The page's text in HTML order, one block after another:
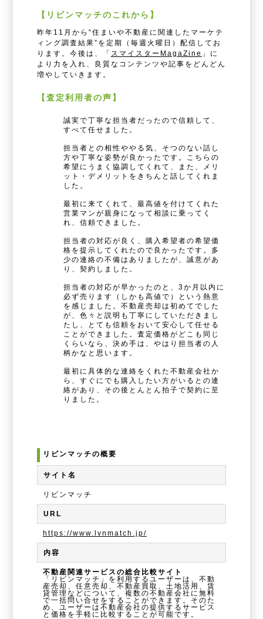
【リビンマッチのこれから】
昨年11月から“住まいや不動産に関連したマーケテ
ィング調査結果”を定期（毎週火曜日）配信してお
ります。今後は、「 スマイスターMagaZine 」に
より力を入れ、良質なコンテンツや記事をどんどん
増やしていきます。
【査定利用者の声】
誠実で丁寧な担当者だったので信頼して、
すべて任せました。
担当者との相性ややる気、そつのない話し
方や丁寧な姿勢が良かったです。こちらの
希望にうまく協調してくれて、また、メリ
ット・デメリットをきちんと話してくれま
した。
最初に来てくれて、最高値を付けてくれた
営業マンが親身になって相談に乗ってく
れ、信頼できました。
担当者の対応が良く、購入希望者の希望価
格を提示してくれたので良かったです。多
少の連絡の不備はありましたが、誠意があ
り、契約しました。
担当者の対応が早かったのと、3か月以内に
必ず売ります（しかも高値で）という熱意
を感じました。不動産売却は初めてでした
が、色々と説明も丁寧にしていただきまし
たし、とても信頼をおいて安心して任せる
ことができました。査定価格がどこも同じ
くらいなら、決め手は、やはり担当者の人
柄かなと思います。
最初に具体的な連絡をくれた不動産会社か
ら、すぐにでも購入したい方がいるとの連
絡があり、その後とんとん拍子で契約に至
りました。
リビンマッチの概要
サイト名
リビンマッチ
URL
https://www.lvnmatch.jp/
内容
不動産関連サービスの総合比較サイト
「リビンマッチ」を利用するユーザーは、不動
産売却、任意売却、不動産買取、土地活用、賃
貸管理などについて、複数の不動産会社に無料
で一括問い合せをすることができます。そのた
め、ユーザーは不動産会社の提供するサービス
と価格を手軽に比較することが可能です。